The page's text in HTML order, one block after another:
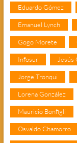
Eduardo Gómez
Emanuel Lynch
Gogo Morete
Infosur Jesús
Jorge Tronqui
Lorena González
Mauricio Bonfigli
Osvaldo Chamorro